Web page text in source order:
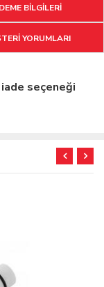
BİLGİLERİ
YORUMLARI
seçeneği